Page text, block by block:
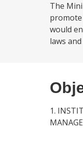
The
would
laws
1.